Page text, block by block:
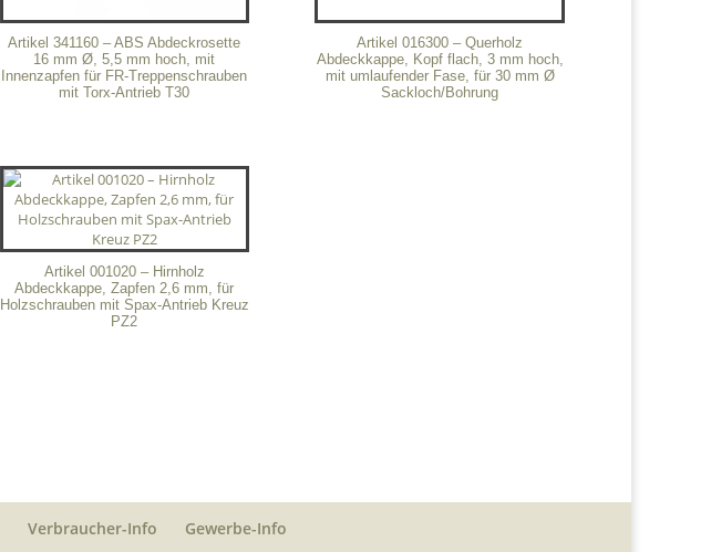
Artikel 341160 – ABS Abdeckrosette
16 mm Ø, 5,5 mm hoch, mit
Innenzapfen für FR-Treppenschrauben
mit Torx-Antrieb T30
Artikel 016300 – Querholz
Abdeckkappe, Kopf flach, 3 mm hoch,
mit umlaufender Fase, für 30 mm Ø
Sackloch/Bohrung
Artikel 001020 – Hirnholz
Abdeckkappe, Zapfen 2,6 mm, für
Holzschrauben mit Spax-Antrieb Kreuz
PZ2
Verbraucher-Info Gewerbe-Info